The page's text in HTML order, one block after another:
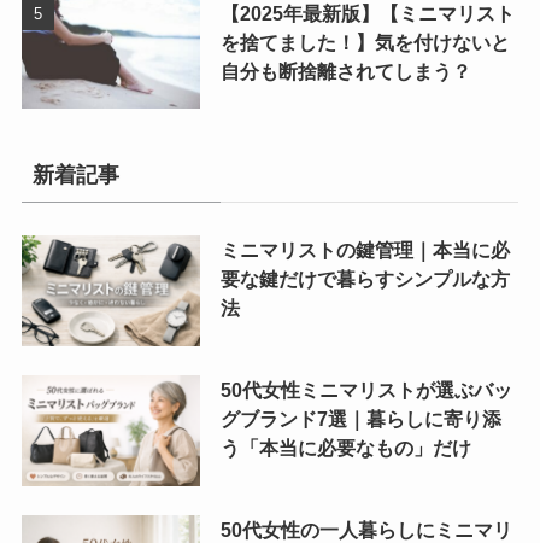
【2025年最新版】【ミニマリスト
を捨てました！】気を付けないと
自分も断捨離されてしまう？
新着記事
ミニマリストの鍵管理｜本当に必
要な鍵だけで暮らすシンプルな方
法
50代女性ミニマリストが選ぶバッ
グブランド7選｜暮らしに寄り添
う「本当に必要なもの」だけ
50代女性の一人暮らしにミニマリ